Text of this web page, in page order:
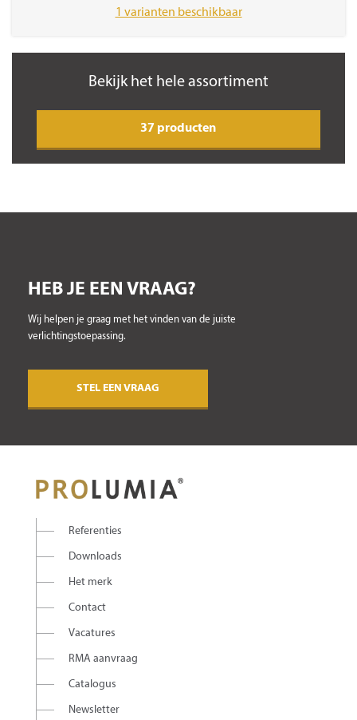
1 varianten beschikbaar
Bekijk het hele assortiment
37 producten
HEB JE EEN VRAAG?
Wij helpen je graag met het vinden van de juiste
verlichtingstoepassing.
STEL EEN VRAAG
Referenties
Downloads
Het merk
Contact
Vacatures
RMA aanvraag
Catalogus
Newsletter